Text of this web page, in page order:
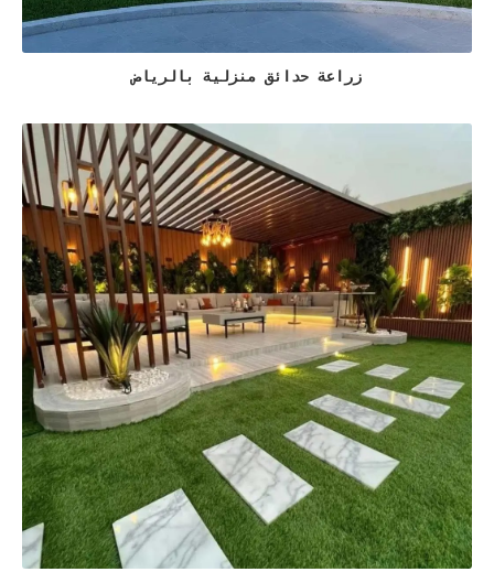
زراعة حدائق منزلية بالرياض